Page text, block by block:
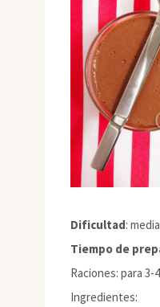
Dificultad: media
Tiempo de
Raciones: para 3-
Ingredientes: